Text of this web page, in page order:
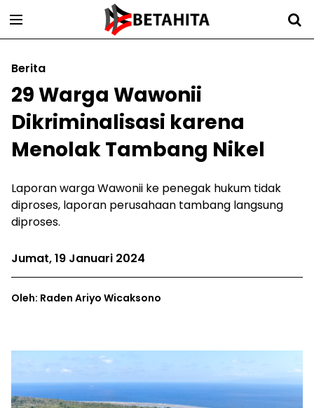
Berita
29 Warga Wawonii
Dikriminalisasi karena
Menolak Tambang Nikel
Laporan warga Wawonii ke penegak hukum tidak
diproses, laporan perusahaan tambang langsung
diproses.
Jumat, 19 Januari 2024
Oleh: Raden Ariyo Wicaksono